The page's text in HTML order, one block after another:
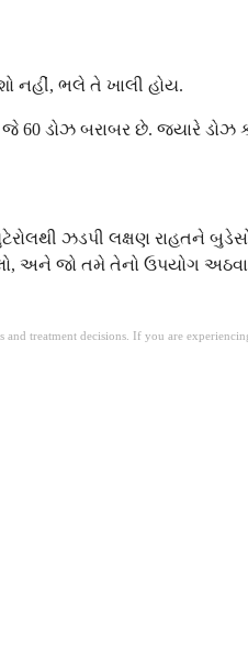
નહીં, ભલે તે ખાલી હોય.
60 ડોઝ બરાબર છે. જ્યારે ડોઝ
ઝડપી લક્ષણ રાહતને
જો તમે તેનો ઉપયોગ
treatment decisions. If you are